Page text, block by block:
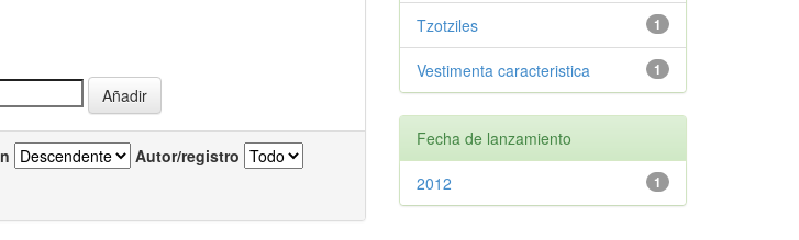
Autor/registro
1
Tzotziles
1
Vestimenta caracteristica
Fecha de lanzamiento
1
2012